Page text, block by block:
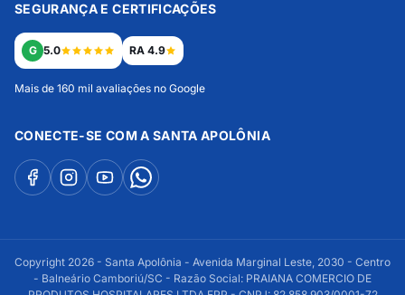
SEGURANÇA E CERTIFICAÇÕES
G 5.0 RA 4.9
Mais de 160 mil avaliações no Google
CONECTE-SE COM A SANTA APOLÔNIA
Copyright 2026 - Santa Apolônia - Avenida Marginal Leste, 2030 - Centro
- Balneário Camboriú/SC - Razão Social: PRAIANA COMERCIO DE